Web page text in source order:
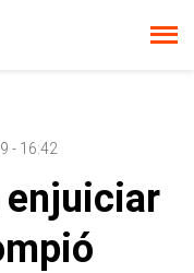
- 16:42
enjuiciar